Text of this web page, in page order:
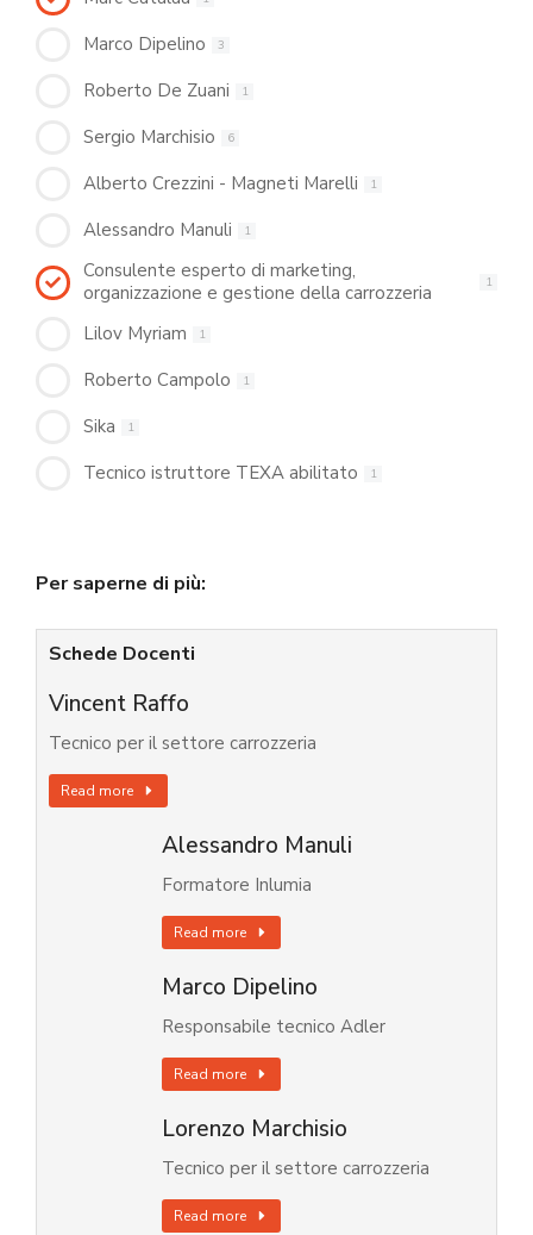
Marco Dipelino 3
Roberto De Zuani 1
Sergio Marchisio 6
Alberto Crezzini - Magneti Marelli 1
Alessandro Manuli 1
Consulente esperto di marketing,
organizzazione e gestione della carrozzeria
1
Lilov Myriam 1
Roberto Campolo 1
Sika 1
Tecnico istruttore TEXA abilitato 1
Per saperne di più:
Schede Docenti
Vincent Raffo
Tecnico per il settore carrozzeria
Read more
Alessandro Manuli
Formatore Inlumia
Read more
Marco Dipelino
Responsabile tecnico Adler
Read more
Lorenzo Marchisio
Tecnico per il settore carrozzeria
Read more